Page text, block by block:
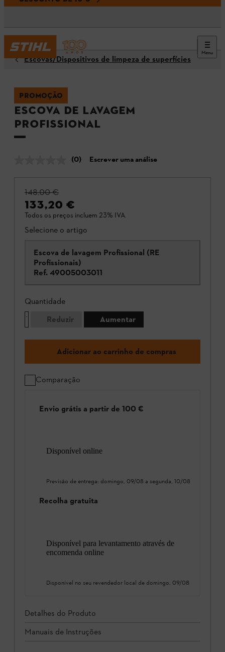
Menu
Escovas/Dispositivos de limpeza de superfícies
PROMOÇÃO
Escova de lavagem
Profissional
(0) Escrever uma análise
148,00 €
133,20 €
Todos os preços incluem 23% IVA.
Selecione o artigo
Escova de lavagem Profissional (RE
Profissionais)
Ref. 49005003011
Quantidade
Reduzir
Aumentar
Adicionar ao carrinho de compras
Comparação
Envio grátis a partir de 100 €
Disponível online
Previsão de entrega: domingo, 09/08 a segunda, 10/08
Recolha gratuita
Disponível para levantamento através de
encomenda online
Disponível no seu revendedor local de domingo, 09/08
Detalhes do Produto
Manuais de Instruções